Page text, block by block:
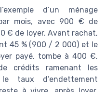
d’un ménage
mois, avec 900 € de
€ de loyer. Avant rachat,
45 % (900 / 2 000) et le
payé, tombe à 400 €.
crédits ramenant les
taux d’endettement